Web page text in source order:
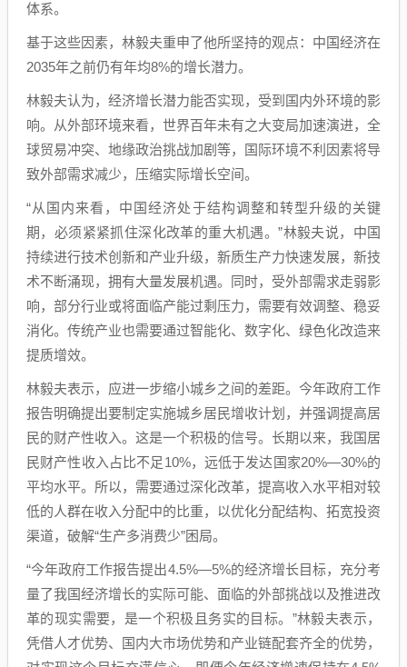
体系。
基于这些因素，林毅夫重申了他所坚持的观点：中国经济在
2035年之前仍有年均8%的增长潜力。
林毅夫认为，经济增长潜力能否实现，受到国内外环境的影
响。从外部环境来看，世界百年未有之大变局加速演进，全
球贸易冲突、地缘政治挑战加剧等，国际环境不利因素将导
致外部需求减少，压缩实际增长空间。
“从国内来看，中国经济处于结构调整和转型升级的关键
期，必须紧紧抓住深化改革的重大机遇。”林毅夫说，中国
持续进行技术创新和产业升级，新质生产力快速发展，新技
术不断涌现，拥有大量发展机遇。同时，受外部需求走弱影
响，部分行业或将面临产能过剩压力，需要有效调整、稳妥
消化。传统产业也需要通过智能化、数字化、绿色化改造来
提质增效。
林毅夫表示，应进一步缩小城乡之间的差距。今年政府工作
报告明确提出要制定实施城乡居民增收计划，并强调提高居
民的财产性收入。这是一个积极的信号。长期以来，我国居
民财产性收入占比不足10%，远低于发达国家20%—30%的
平均水平。所以，需要通过深化改革，提高收入水平相对较
低的人群在收入分配中的比重，以优化分配结构、拓宽投资
渠道，破解“生产多消费少”困局。
“今年政府工作报告提出4.5%—5%的经济增长目标，充分考
量了我国经济增长的实际可能、面临的外部挑战以及推进改
革的现实需要，是一个积极且务实的目标。”林毅夫表示，
凭借人才优势、国内大市场优势和产业链配套齐全的优势，